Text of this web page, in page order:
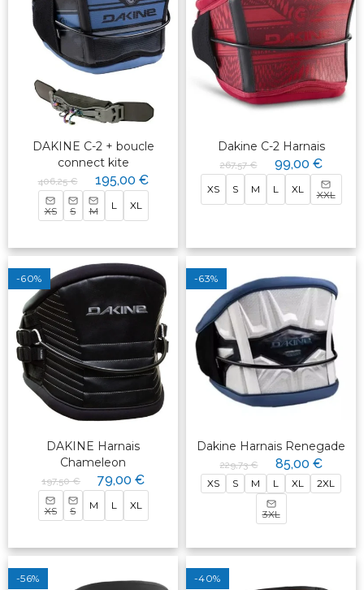
DAKINE C-2 + boucle
connect kite
406,25 € 195,00 €
XS S M L XL
Dakine C-2 Harnais
267,57 € 99,00 €
XS S M L XL XXL
-60%
DAKINE Harnais
Chameleon
197,50 € 79,00 €
XS S M L XL
-63%
Dakine Harnais Renegade
229,73 € 85,00 €
XS S M L XL 2XL
3XL
-56% -40%